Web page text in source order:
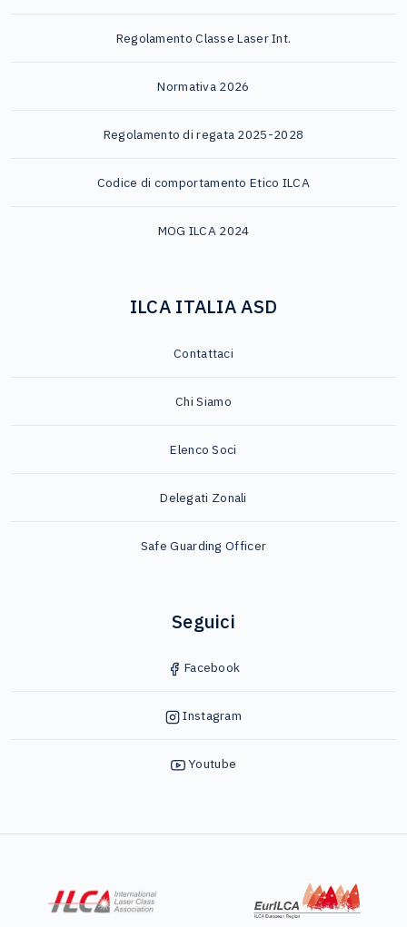
Regolamento Classe Laser Int.
Normativa 2026
Regolamento di regata 2025-2028
Codice di comportamento Etico ILCA
MOG ILCA 2024
ILCA ITALIA ASD
Contattaci
Chi Siamo
Elenco Soci
Delegati Zonali
Safe Guarding Officer
Seguici
Facebook
Instagram
Youtube